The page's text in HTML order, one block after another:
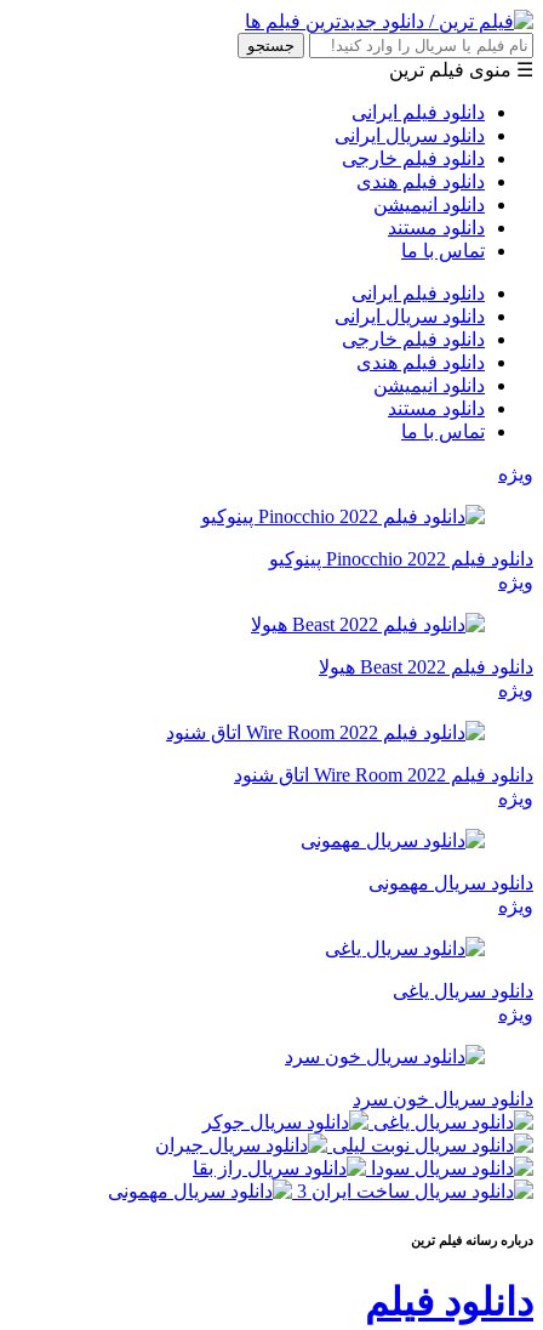
جستجو
☰ منوی فیلم ترین
دانلود فیلم ایرانی
دانلود سریال ایرانی
دانلود فیلم خارجی
دانلود فیلم هندی
دانلود انیمیشن
دانلود مستند
تماس با ما
دانلود فیلم ایرانی
دانلود سریال ایرانی
دانلود فیلم خارجی
دانلود فیلم هندی
دانلود انیمیشن
دانلود مستند
تماس با ما
ویژه
دانلود فیلم Pinocchio 2022 پینوکیو
ویژه
دانلود فیلم Beast 2022 هیولا
ویژه
دانلود فیلم Wire Room 2022 اتاق شنود
ویژه
دانلود سریال مهمونی
ویژه
دانلود سریال یاغی
ویژه
دانلود سریال خون سرد
درباره رسانه فيلم ترين
دانلود فیلم